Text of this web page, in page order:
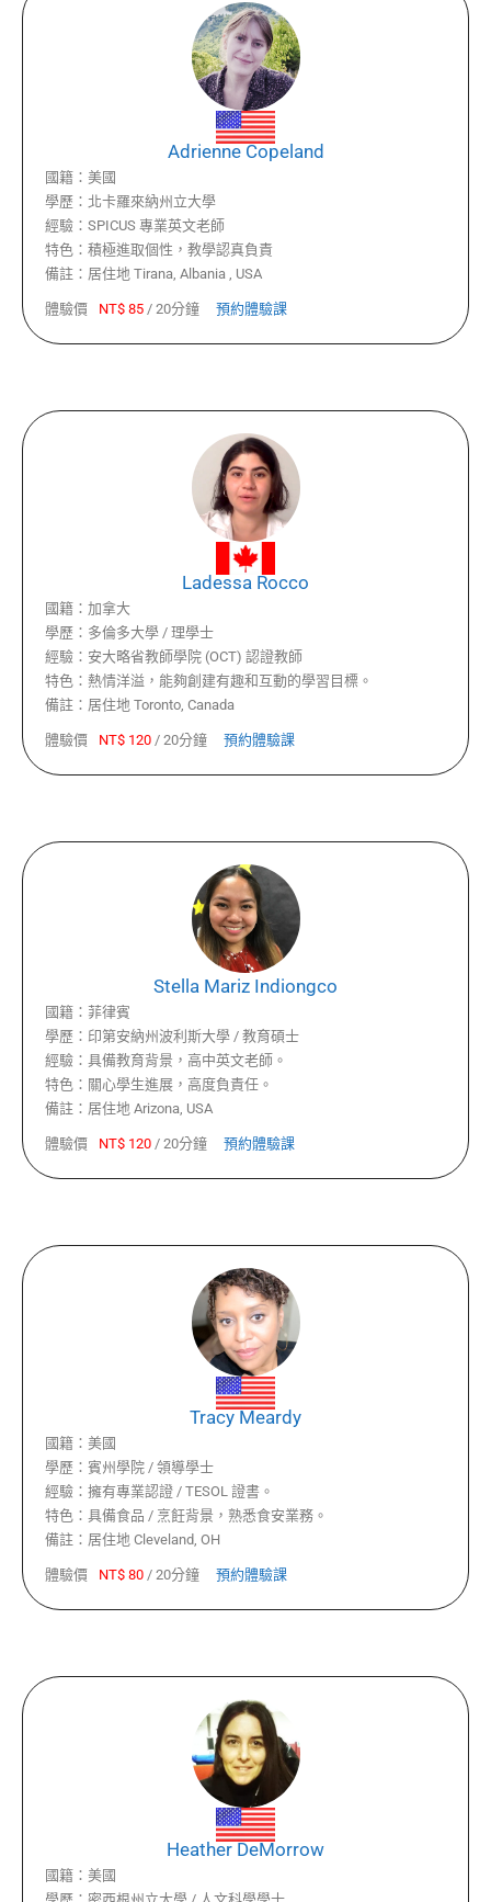
Adrienne Copeland
國籍： 美國
學歷： 北卡羅來納州立大學
經驗： SPICUS 專業英文老師
特色： 積極進取個性，教學認真負責
備註： 居住地 Tirana, Albania , USA
體驗價 NT$ 85 / 20分鐘 預約體驗課
Ladessa Rocco
國籍： 加拿大
學歷： 多倫多大學 / 理學士
經驗： 安大略省教師學院 (OCT) 認證教師
特色： 熱情洋溢，能夠創建有趣和互動的學習目標。
備註： 居住地 Toronto, Canada
體驗價 NT$ 120 / 20分鐘 預約體驗課
Stella Mariz Indiongco
國籍： 菲律賓
學歷： 印第安納州波利斯大學 / 教育碩士
經驗： 具備教育背景，高中英文老師。
特色： 關心學生進展，高度負責任。
備註： 居住地 Arizona, USA
體驗價 NT$ 120 / 20分鐘 預約體驗課
Tracy Meardy
國籍： 美國
學歷： 賓州學院 / 領導學士
經驗： 擁有專業認證 / TESOL 證書。
特色： 具備食品 / 烹飪背景，熟悉食安業務。
備註： 居住地 Cleveland, OH
體驗價 NT$ 80 / 20分鐘 預約體驗課
Heather DeMorrow
國籍： 美國
學歷： 密西根州立大學 / 人文科學學士